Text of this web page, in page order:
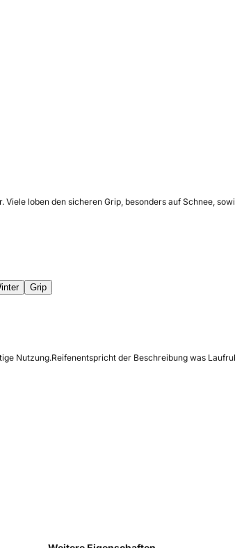
loben den sicheren Grip, besonders auf Schnee,
Grip
Nutzung.Reifenentspricht der Beschreibung was